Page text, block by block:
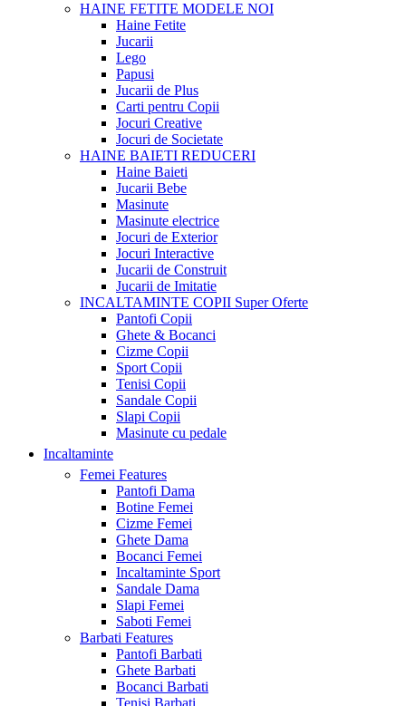
HAINE FETITE MODELE NOI
Haine Fetite
Jucarii
Lego
Papusi
Jucarii de Plus
Carti pentru Copii
Jocuri Creative
Jocuri de Societate
HAINE BAIETI REDUCERI
Haine Baieti
Jucarii Bebe
Masinute
Masinute electrice
Jocuri de Exterior
Jocuri Interactive
Jucarii de Construit
Jucarii de Imitatie
INCALTAMINTE COPII Super Oferte
Pantofi Copii
Ghete & Bocanci
Cizme Copii
Sport Copii
Tenisi Copii
Sandale Copii
Slapi Copii
Masinute cu pedale
Incaltaminte
Femei Features
Pantofi Dama
Botine Femei
Cizme Femei
Ghete Dama
Bocanci Femei
Incaltaminte Sport
Sandale Dama
Slapi Femei
Saboti Femei
Barbati Features
Pantofi Barbati
Ghete Barbati
Bocanci Barbati
Tenisi Barbati